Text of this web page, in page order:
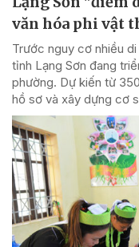
văn hóa phi vật
Trước nguy cơ nhiều
tỉnh Lạng Sơn đang
phường. Dự kiến từ
hồ sơ và xây dựng cơ